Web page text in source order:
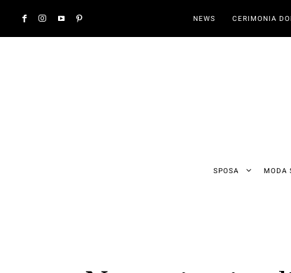
NEWS CERIMONIA
SPOSA MODA